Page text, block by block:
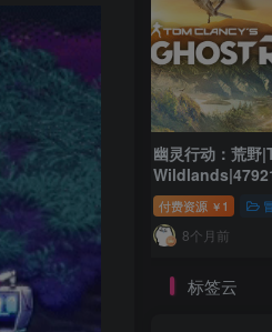
幽灵行动：荒
付费资源 ￥ 1
8个月前
标签云